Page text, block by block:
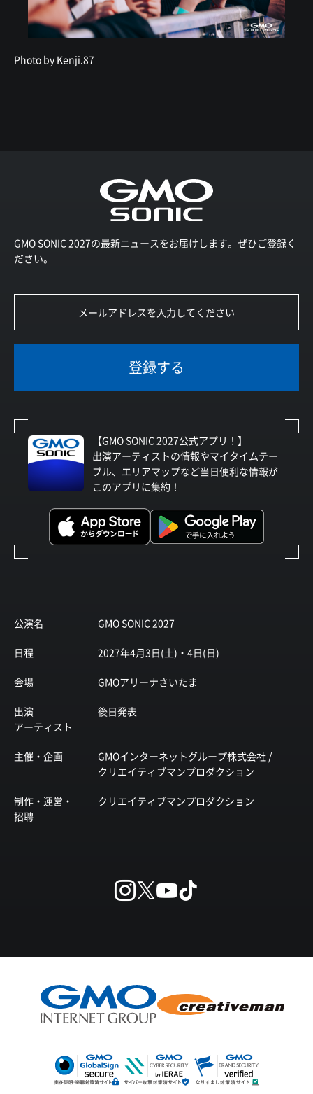
Photo by Kenji.87
公演名 GMO SONIC 2027
日程 2027年4月3日(土)・4日(日)
会場 GMOアリーナさいたま
出演
アーティスト
後日発表
主催・企画
GMOインターネットグループ株式会社 /
クリエイティブマンプロダクション
制作・運営・
招聘
クリエイティブマンプロダクション
GMO SONIC 2027の最新ニュースをお届けします。ぜひご登録く
ださい。
登録する
【GMO SONIC 2027公式アプリ！】
出演アーティストの情報やマイタイムテー
ブル、エリアマップなど当日便利な情報が
このアプリに集約！